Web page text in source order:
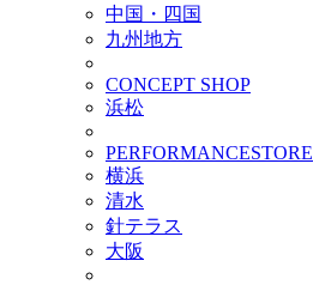
中国・四国
九州地方
CONCEPT SHOP
浜松
PERFORMANCESTORE
横浜
清水
針テラス
大阪